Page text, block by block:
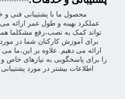
محصول ما با پشتیبانی فنی و
عملکرد بهینه و طول عمر ارائه
تواند کمک به نصب،رفع مشکلما
برای آموزش کارکنان شما در
ارائه می دهیم. علاوه بر این،ما
را برای پاسخگویی به نیازهای خاص و
اطلاعات بیشتر در مورد